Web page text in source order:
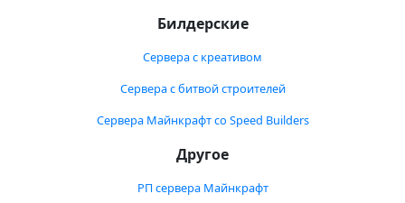
Билдерские
Сервера с креативом
Сервера с битвой строителей
Сервера Майнкрафт со Speed Builders
Другое
РП сервера Майнкрафт